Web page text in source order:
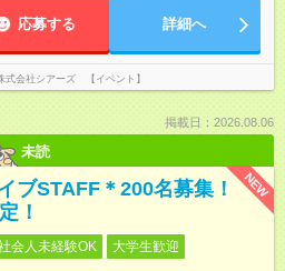
応募する 詳細へ
式会社シアーズ 【イベント】
掲載日：2026.08.06
未読
NEW
ブSTAFF＊200名募集！
！
会人未経験OK
大学生歓迎